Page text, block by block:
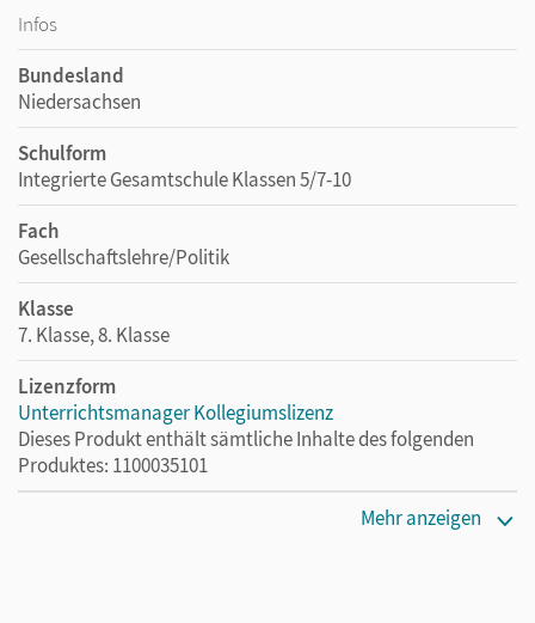
Infos
Bundesland
Niedersachsen
Schulform
Integrierte Gesamtschule Klassen 5/7-10
Fach
Gesellschaftslehre/Politik
Klasse
7. Klasse, 8. Klasse
Lizenzform
Unterrichtsmanager Kollegiumslizenz
Dieses Produkt enthält sämtliche Inhalte des folgenden
Produktes: 1100035101
Mehr anzeigen